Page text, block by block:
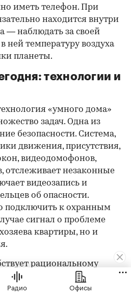
иметь телефон. При
находится внутри
— наблюдать за своей
ней температуру воздуха
планеты.
технологии и
«умного дома»
задач. Одна из
безопасности. Система,
движения, присутствия,
видеодомофонов,
отслеживает незаконные
видеозапись и
об опасности.
к охранным
сигнал о проблеме
квартиры, но и
рациональному
в частности благодаря
Датчики присутствия
Радио Офисы